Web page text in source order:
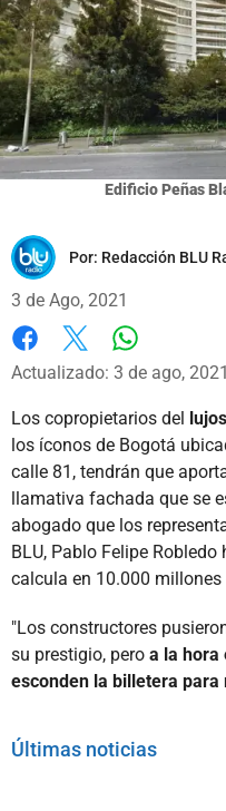
Edificio Peñas
Por: Redacción BLU
3 de Ago, 2021
Facebook
X
Actualizado: 3 de ago, 2021
Los copropietarios del
los íconos de Bogotá
calle 81, tendrán que
llamativa fachada que se
abogado que los
BLU, Pablo Felipe
calcula en 10.000 millones
"Los constructores
su prestigio, pero a la hora
esconden la billetera para
Últimas noticias